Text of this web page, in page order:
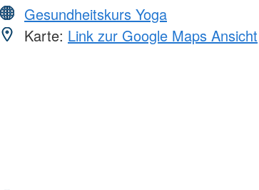
Gesundheitskurs Yoga
Karte: Link zur Google Maps Ansicht